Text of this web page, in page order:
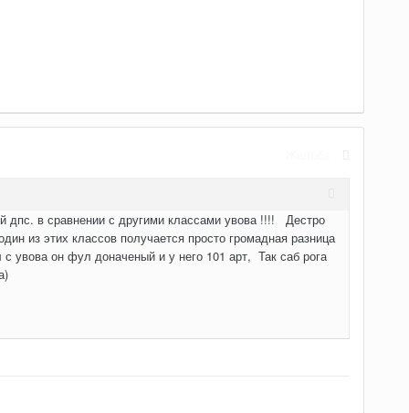
дпс. в сравнении с другими классами увова !!!! Дестро
из этих классов получается просто громадная разница
увова он фул доначеный и у него 101 арт, Так саб рога